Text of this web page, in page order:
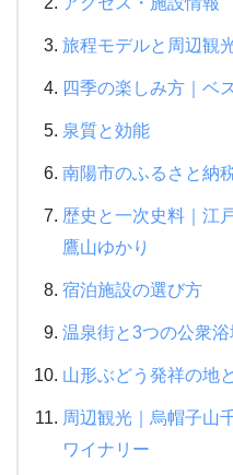
旅程モデルと周辺観
四季の楽しみ方｜ベ
泉質と効能
南陽市のふるさと納
歴史と一次史料｜江
鷹山ゆかり
宿泊施設の選び方
温泉街と3つの公衆
山形ぶどう発祥の地
周辺観光｜烏帽子山
ワイナリー